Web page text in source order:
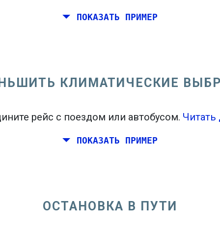
ПОКАЗАТЬ ПРИМЕР
КЛИМАТИЧЕСКИЕ
рейс с поездом или автобусом. Читать
ПОКАЗАТЬ ПРИМЕР
ОСТАНОВКА В ПУТИ